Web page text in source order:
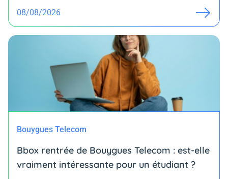
08/08/2026
Bouygues Telecom
Bbox rentrée de Bouygues Telecom : est-elle
vraiment intéressante pour un étudiant ?